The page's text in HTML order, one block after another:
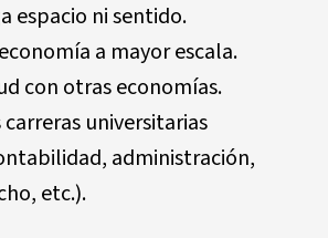
espacio ni sentido.
a mayor escala.
con otras economías.
carreras universitarias
administración,
etc.).